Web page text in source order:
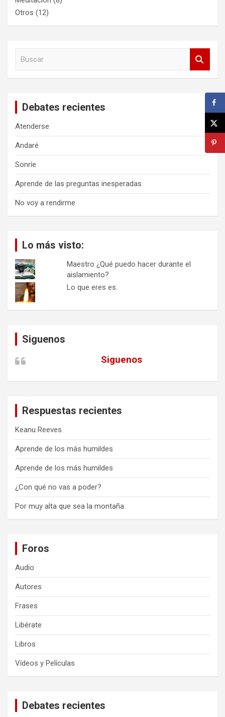
Otros (12)
Debates recientes
Atenderse
Andaré
Sonríe
Aprende de las preguntas inesperadas
No voy a rendirme
Lo más visto:
Maestro ¿Qué puedo hacer durante el
aislamiento?
Lo que eres es.
Siguenos
Siguenos
Respuestas recientes
Keanu Reeves
Aprende de los más humildes
Aprende de los más humildes
¿Con qué no vas a poder?
Por muy alta que sea la montaña.
Foros
Audio
Autores
Frases
Libérate
Libros
Vídeos y Películas
Debates recientes